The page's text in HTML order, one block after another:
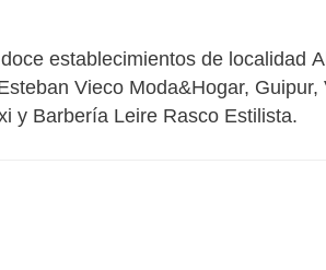
establecimientos de localidad
Vieco Moda&Hogar,
y Barbería Leire Rasco Estilista.